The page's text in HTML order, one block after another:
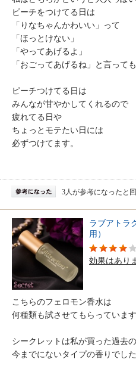
ピーチをつけてる日は
「りなちゃんかわいい」って
「ほっとけない」
「やってあげるよ」
「おごってあげるね」と言って
ピーチつけてる日は
みんなが甘やかしてくれるので
疲れてる日や
ちょっとモテたい日には
必ずつけてます。
3人が参考になったと
ラブアトラ
用）
効果はあり
こちらのフェロモン香水は
何種類も試させてもらっています
シークレットは私が買った過去
今までにないタイプの香りでした